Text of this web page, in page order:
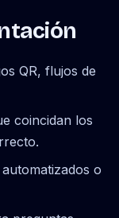
QR, flujos de
coincidan los
o